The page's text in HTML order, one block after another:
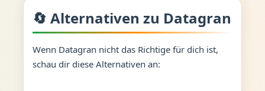
🔄 Alternativen zu Datagran
Wenn Datagran nicht das Richtige für dich ist,
schau dir diese Alternativen an: